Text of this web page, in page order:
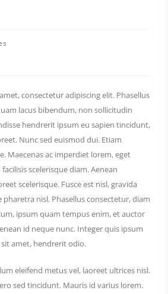
consectetur adipiscing elit. Phasellus
lacus bibendum, non sollicitudin
hendrerit ipsum eu sapien tincidunt,
Nunc sed euismod dui. Etiam
Maecenas ac imperdiet lorem, eget
scelerisque diam. Aenean
scelerisque. Fusce est nisl, gravida
nisl. Phasellus consectetur, diam
ipsum quam tempus enim, et auctor
id neque nunc. Integer quis ipsum
amet, hendrerit odio.
eleifend metus vel, laoreet ultrices nisl.
sed tincidunt. Mauris id varius lorem.